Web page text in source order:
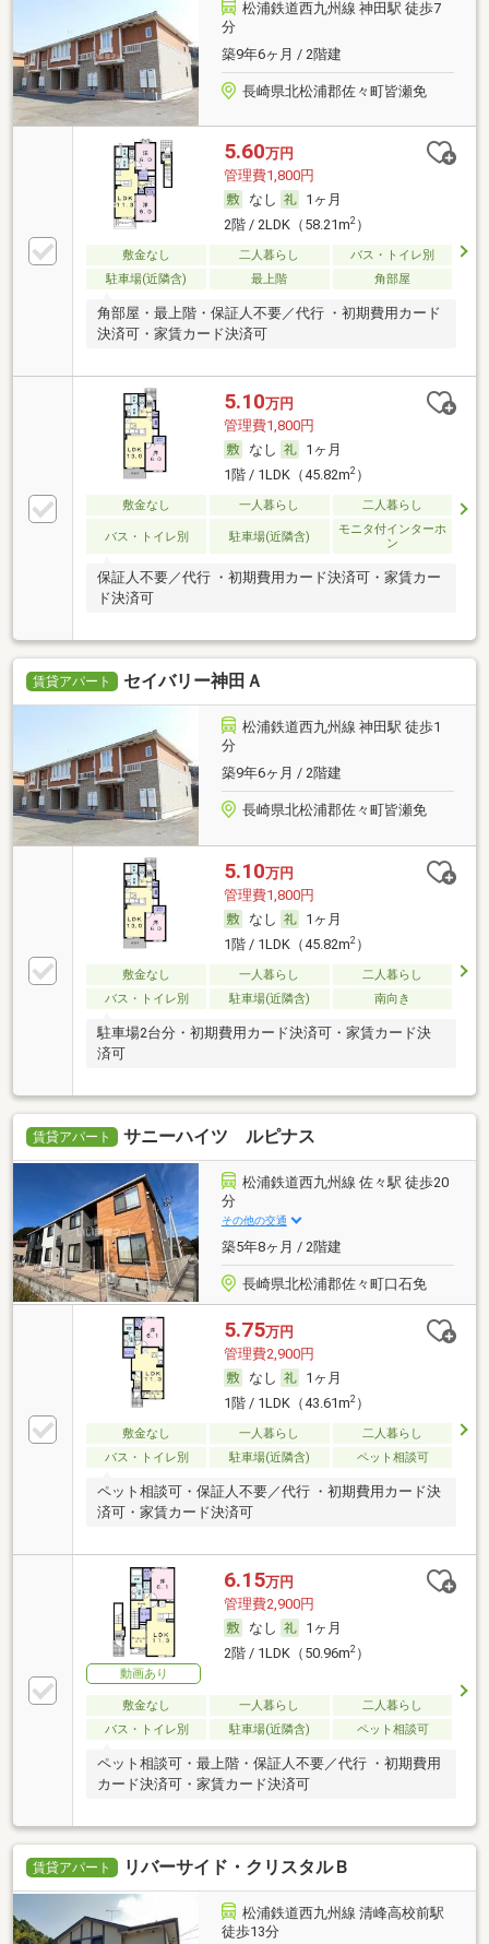
松浦鉄道西九州線 神田駅 徒歩7
分
築9年6ヶ月 / 2階建
長崎県北松浦郡佐々町皆瀬免
5.60万円
管理費1,800円
なし
1ヶ月
2階 / 2LDK（58.21m2）
敷金なし 二人暮らし
バス・トイレ別
駐車場(近隣含)
最上階 角部屋
角部屋・最上階・保証人不要／代行 ・初期費用カード
決済可・家賃カード決済可
5.10万円
管理費1,800円
なし
1ヶ月
1階 / 1LDK（45.82m2）
敷金なし 一人暮らし 二人暮らし
バス・トイレ別 駐車場(近隣含)
モニタ付インターホ
ン
保証人不要／代行 ・初期費用カード決済可・家賃カー
ド決済可
賃貸アパート セイバリー神田Ａ
松浦鉄道西九州線 神田駅 徒歩1
分
築9年6ヶ月 / 2階建
長崎県北松浦郡佐々町皆瀬免
5.10万円
管理費1,800円
なし
1ヶ月
1階 / 1LDK（45.82m2）
敷金なし 一人暮らし
二人暮らし
バス・トイレ別
駐車場(近隣含) 南向き
駐車場2台分・初期費用カード決済可・家賃カード決
済可
賃貸アパート サニーハイツ ルピナス
松浦鉄道西九州線 佐々駅 徒歩20
分
その他の交通
築5年8ヶ月 / 2階建
長崎県北松浦郡佐々町口石免
5.75万円
管理費2,900円
なし
1ヶ月
1階 / 1LDK（43.61m2）
敷金なし 一人暮らし
二人暮らし
バス・トイレ別
駐車場(近隣含) ペット相談可
ペット相談可・保証人不要／代行 ・初期費用カード決
済可・家賃カード決済可
動画あり
6.15万円
管理費2,900円
なし
1ヶ月
2階 / 1LDK（50.96m2）
敷金なし 一人暮らし
二人暮らし
バス・トイレ別
駐車場(近隣含) ペット相談可
ペット相談可・最上階・保証人不要／代行 ・初期費用
カード決済可・家賃カード決済可
賃貸アパート リバーサイド・クリスタルＢ
松浦鉄道西九州線 清峰高校前駅
徒歩13分